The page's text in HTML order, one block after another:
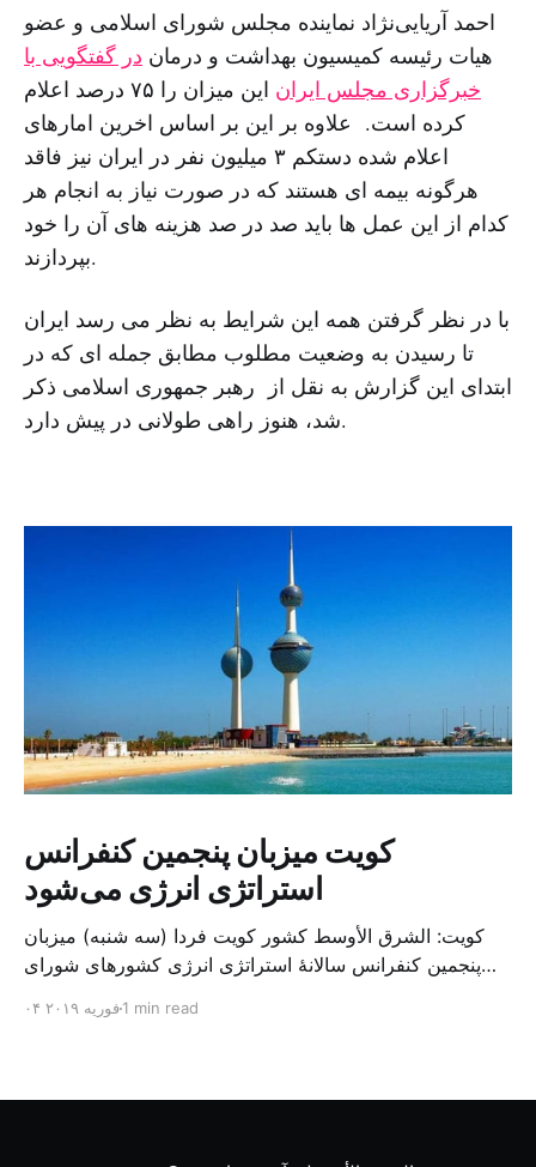
احمد آریایی‌نژاد نماینده مجلس شورای اسلامی و عضو
هیات رئیسه کمیسیون بهداشت و درمان در گفتگویی با
خبرگزاری مجلس ایران
این میزان را ۷۵ درصد اعلام
کرده است. علاوه بر این بر اساس اخرین امارهای
اعلام شده دستکم ۳ میلیون نفر در ایران نیز فاقد
هرگونه بیمه ای هستند که در صورت نیاز به انجام هر
کدام از این عمل ها باید صد در صد هزینه های آن را خود
بپردازند.
با در نظر گرفتن همه این شرایط به نظر می رسد ایران
تا رسیدن به وضعیت مطلوب مطابق جمله ای که در
ابتدای این گزارش به نقل از رهبر جمهوری اسلامی ذکر
شد، هنوز راهی طولانی در پیش دارد.
کویت میزبان پنجمین کنفرانس
استراتژی انرژی می‌شود
کویت: الشرق الأوسط کشور کویت فردا (سه شنبه) میزبان
پنجمین کنفرانس سالانهٔ استراتژی انرژی کشورهای شورای
متخصص از شرکت‌های جهانی نفت و گاز در این کنفرانس
۰۴ فوریه ۲۰۱۹1 min read